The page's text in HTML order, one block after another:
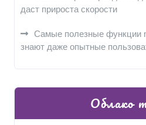
даст прироста скорости
Самые полезные функции
знают даже опытные
Облако